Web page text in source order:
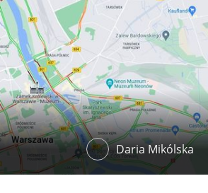
Daria Mikólska